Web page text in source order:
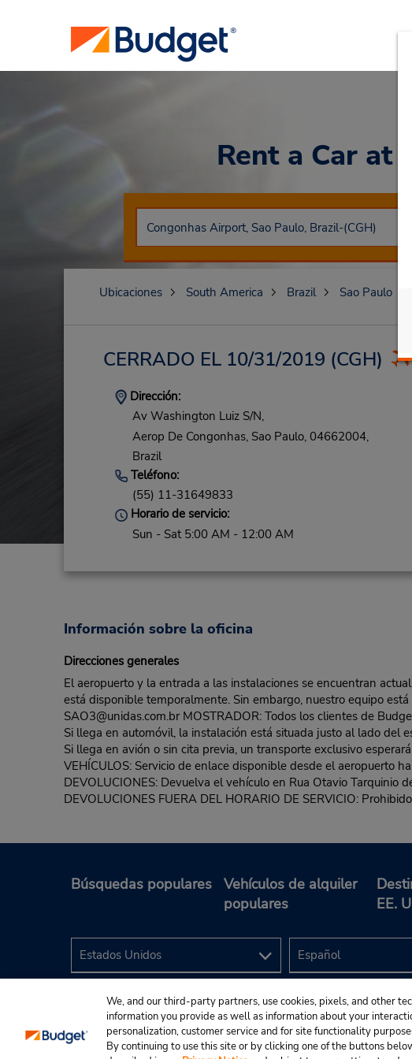
Rent a Car at
Ubicaciones South America Brazil Sao Paulo
CERRADO EL 10/31/2019 (CGH)
Dirección:
Av Washington Luiz S/N,
Aerop De Congonhas, Sao Paulo, 04662004,
Brazil
Teléfono:
(55) 11-31649833
Horario de servicio:
Sun - Sat 5:00 AM - 12:00 AM
Información sobre la oficina
Direcciones generales
El aeropuerto y la entrada a las instalaciones se encuentran
está disponible temporalmente. Sin embargo, nuestro equipo
SAO3@unidas.com.br MOSTRADOR: Todos los clientes de
Si llega en automóvil, la instalación está situada justo al lado del
Si llega en avión o sin cita previa, un transporte exclusivo
VEHÍCULOS: Servicio de enlace disponible desde el aeropuerto
DEVOLUCIONES: Devuelva el vehículo en Rua Otavio Tarquinio
DEVOLUCIONES FUERA DEL HORARIO DE SERVICIO:
Búsquedas populares
Vehículos de alquiler
populares
EE.
We, and our third-party partners, use cookies, pixels, and other
information you provide as well as information about your
personalization, customer service and for site functionality
By continuing to use this site or by clicking one of the buttons